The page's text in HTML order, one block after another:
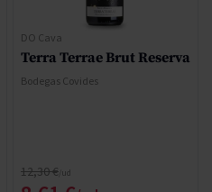
DO Cava
Terra Terrae Brut Reserva
Bodegas Covides
Precio normal
12,30 €